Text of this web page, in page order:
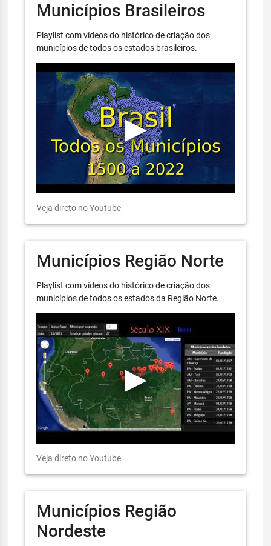
Municípios Brasileiros
Playlist com vídeos do histórico de criação dos
municípios de todos os estados brasileiros.
Veja direto no Youtube
Municípios Região Norte
Playlist com vídeos do histórico de criação dos
municípios de todos os estados da Região Norte.
Veja direto no Youtube
Municípios Região
Nordeste